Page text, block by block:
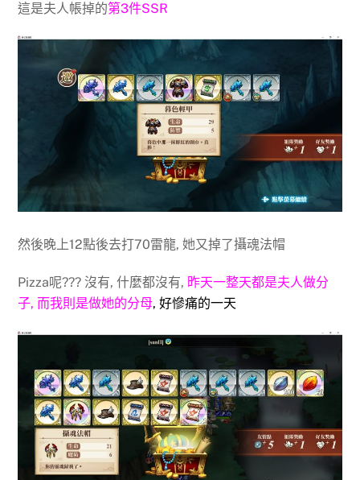
這是夫人帳掉的第3件SSR
然後晚上12點後去打70雷龍, 她又掉了攝魂法帽
Pizza呢??? 沒有, 什麼都沒有, 昨天一整天都是夫人做分
子, 而我則是做她的分母, 好慘痛的一天